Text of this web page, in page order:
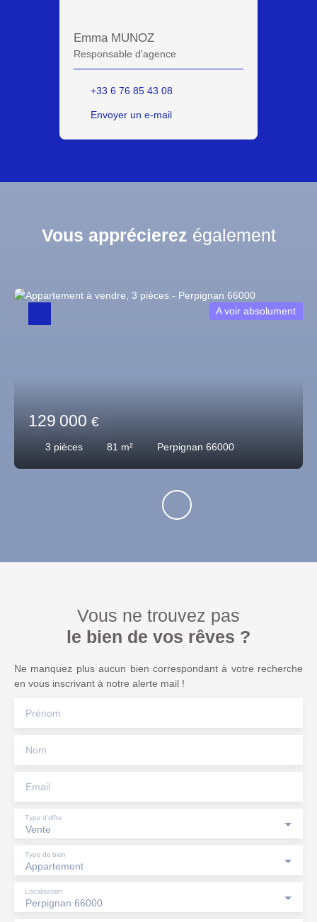
Emma MUNOZ
Responsable d'agence
+33 6 76 85 43 08
Envoyer un e-mail
Vous apprécierez également
129 000 €
3 pièces 81 m² Perpignan 66000
A voir absolument
Vous ne trouvez pas
le bien de vos rêves ?
Ne manquez plus aucun bien correspondant à votre recherche
en vous inscrivant à notre alerte mail !
Prénom
Nom
Email
Vente
Type d'offre
Appartement
Type de bien
Perpignan 66000
Localisation